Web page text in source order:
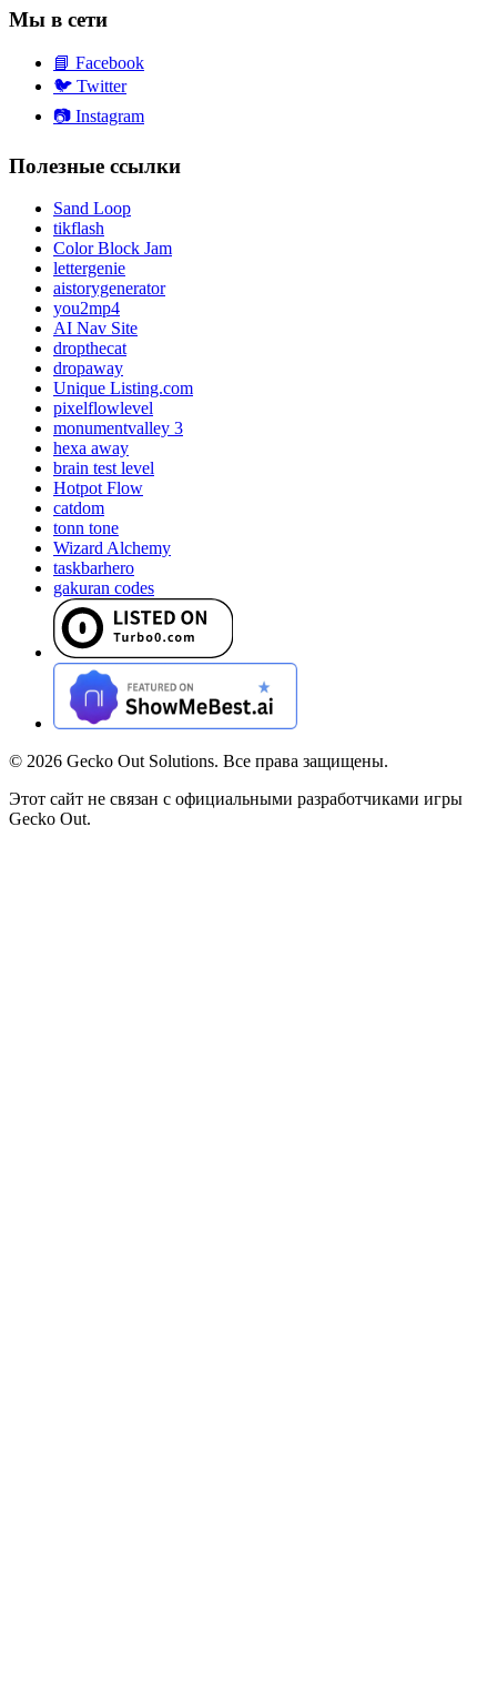
Мы в сети
📘 Facebook
🐦 Twitter
📷 Instagram
Полезные ссылки
Sand Loop
tikflash
Color Block Jam
lettergenie
aistorygenerator
you2mp4
AI Nav Site
dropthecat
dropaway
Unique Listing.com
pixelflowlevel
monumentvalley 3
hexa away
brain test level
Hotpot Flow
catdom
tonn tone
Wizard Alchemy
taskbarhero
gakuran codes
© 2026 Gecko Out Solutions. Все права защищены.
Этот сайт не связан с официальными разработчиками игры
Gecko Out.